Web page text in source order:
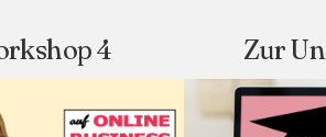
4 Zur